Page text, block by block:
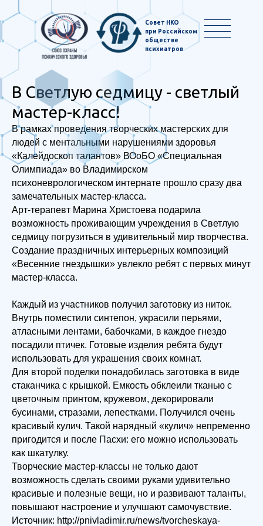
Совет НКО
при Российском
обществе
психиатров
В Светлую седмицу - светлый
мастер-класс!
В рамках проведения творческих мастерских для
людей с ментальными нарушениями здоровья
«Калейдоскоп талантов» ВОоБО «Специальная
Олимпиада» во Владимирском
психоневрологическом интернате прошло сразу два
замечательных мастер-класса.
Арт-терапевт Марина Христоева подарила
возможность проживающим учреждения в Светлую
седмицу погрузиться в удивительный мир творчества.
Создание праздничных интерьерных композиций
«Весенние гнездышки» увлекло ребят с первых минут
мастер-класса.
Каждый из участников получил заготовку из ниток.
Внутрь поместили синтепон, украсили перьями,
атласными лентами, бабочками, в каждое гнездо
посадили птичек. Готовые изделия ребята будут
использовать для украшения своих комнат.
Для второй поделки понадобилась заготовка в виде
стаканчика с крышкой. Емкость обклеили тканью с
цветочным принтом, кружевом, декорировали
бусинами, стразами, лепестками. Получился очень
красивый кулич. Такой нарядный «кулич» непременно
пригодится и после Пасхи: его можно использовать
как шкатулку.
Творческие мастер-классы не только дают
возможность сделать своими руками удивительно
красивые и полезные вещи, но и развивают таланты,
повышают настроение и улучшают самочувствие.
Источник: http://pnivladimir.ru/news/tvorcheskaya-